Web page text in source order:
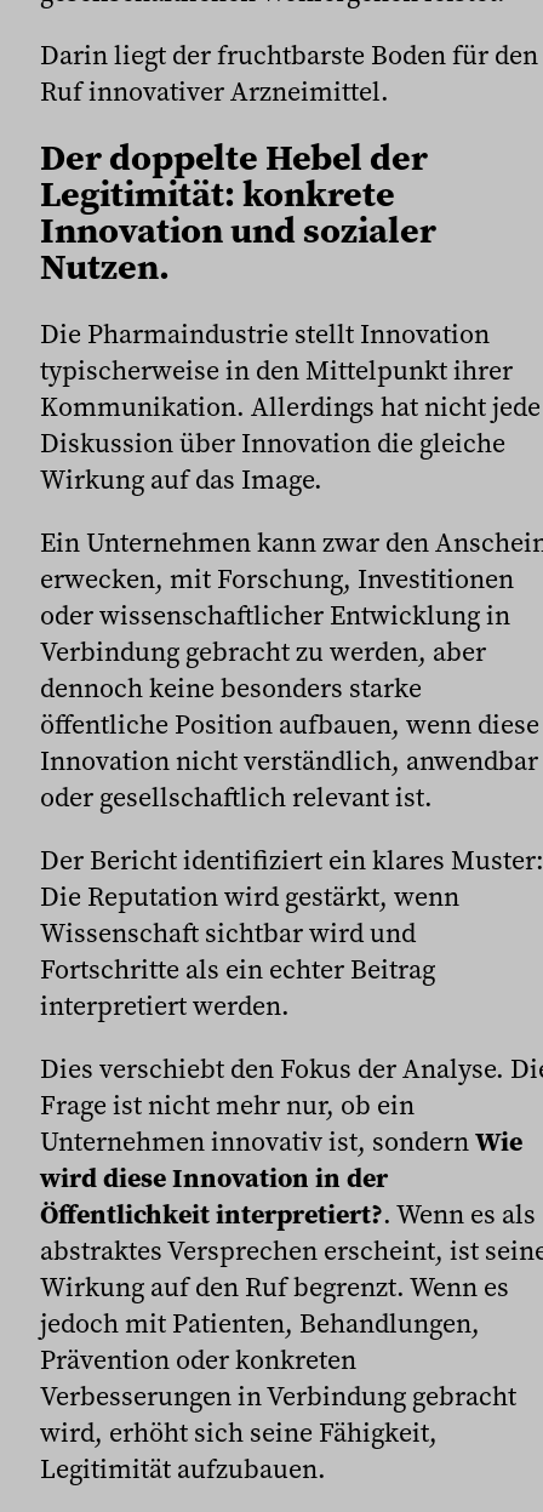
Darin liegt der fruchtbarste Boden für den
Ruf innovativer Arzneimittel.
Der doppelte Hebel der
Legitimität: konkrete
Innovation und sozialer
Nutzen.
Die Pharmaindustrie stellt Innovation
typischerweise in den Mittelpunkt ihrer
Kommunikation. Allerdings hat nicht jede
Diskussion über Innovation die gleiche
Wirkung auf das Image.
Ein Unternehmen kann zwar den
erwecken, mit Forschung, Investitionen
oder wissenschaftlicher Entwicklung in
Verbindung gebracht zu werden, aber
dennoch keine besonders starke
öffentliche Position aufbauen, wenn diese
Innovation nicht verständlich, anwendbar
oder gesellschaftlich relevant ist.
Der Bericht identifiziert ein klares Muster:
Die Reputation wird gestärkt, wenn
Wissenschaft sichtbar wird und
Fortschritte als ein echter Beitrag
interpretiert werden.
Dies verschiebt den Fokus der Analyse.
Frage ist nicht mehr nur, ob ein
Unternehmen innovativ ist, sondernWie
wird diese Innovation in der
Öffentlichkeit interpretiert?. Wenn es als
abstraktes Versprechen erscheint, ist
Wirkung auf den Ruf begrenzt. Wenn es
jedoch mit Patienten, Behandlungen,
Prävention oder konkreten
Verbesserungen in Verbindung gebracht
wird, erhöht sich seine Fähigkeit,
Legitimität aufzubauen.